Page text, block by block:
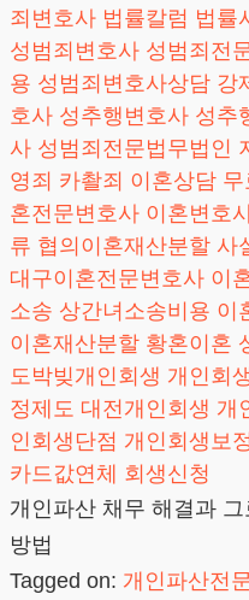
죄변호사 법률칼럼 법률
성범죄변호사 성범죄전
용 성범죄변호사상담 강
호사 성추행변호사 성추
사 성범죄전문법무법인
영죄 카촬죄 이혼상담
혼전문변호사 이혼변호
류 협의이혼재산분할 사
대구이혼전문변호사 이
소송 상간녀소송비용 이
이혼재산분할 황혼이혼
도박빚개인회생 개인회
정제도 대전개인회생 개
인회생단점 개인회생보
카드값연체
회생신청
개인파산 채무 해결과
방법
Tagged on: 개인파산전